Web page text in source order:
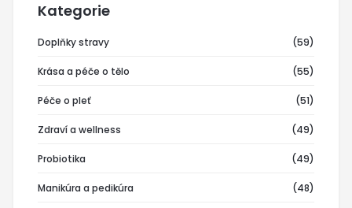
Kategorie
Doplňky stravy (59)
Krása a péče o tělo (55)
Péče o pleť (51)
Zdraví a wellness (49)
Probiotika (49)
Manikúra a pedikúra (48)